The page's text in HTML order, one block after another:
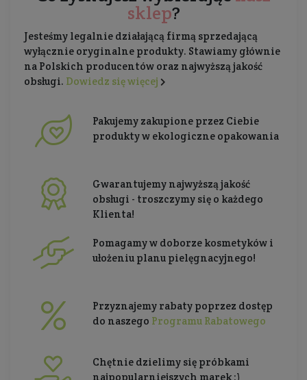
sklep?
Jesteśmy legalnie działającą firmą sprzedającą
wyłącznie oryginalne produkty. Stawiamy głównie
na Polskich producentów oraz najwyższą jakość
obsługi. Dowiedz się więcej
Pakujemy zakupione przez Ciebie
produkty w ekologiczne opakowania
Gwarantujemy najwyższą jakość
obsługi - troszczymy się o każdego
Klienta!
Pomagamy w doborze kosmetyków i
ułożeniu planu pielęgnacyjnego!
Przyznajemy rabaty poprzez dostęp
do naszego Programu Rabatowego
Chętnie dzielimy się próbkami
najpopularniejszych marek :)